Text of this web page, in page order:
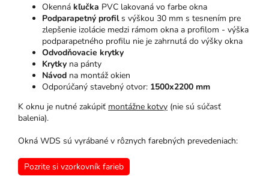
Okenná kľučka PVC lakovaná vo farbe okna
Podparapetný profils výškou 30 mm s tesnením pre
zlepšenie izolácie medzi rámom okna a profilom - výška
podparapetného profilu nie je zahrnutá do výšky okna
Odvodňovacie krytky
Krytky na pánty
Návod na montáž okien
Odporúčaný stavebný otvor: 1500x2200 mm
K oknu je nutné zakúpiť montážne kotvy (nie sú súčasť
balenia).
Okná WDS sú vyrábané v rôznych farebných prevedeniach:
Pozrite si vzorkovník farieb